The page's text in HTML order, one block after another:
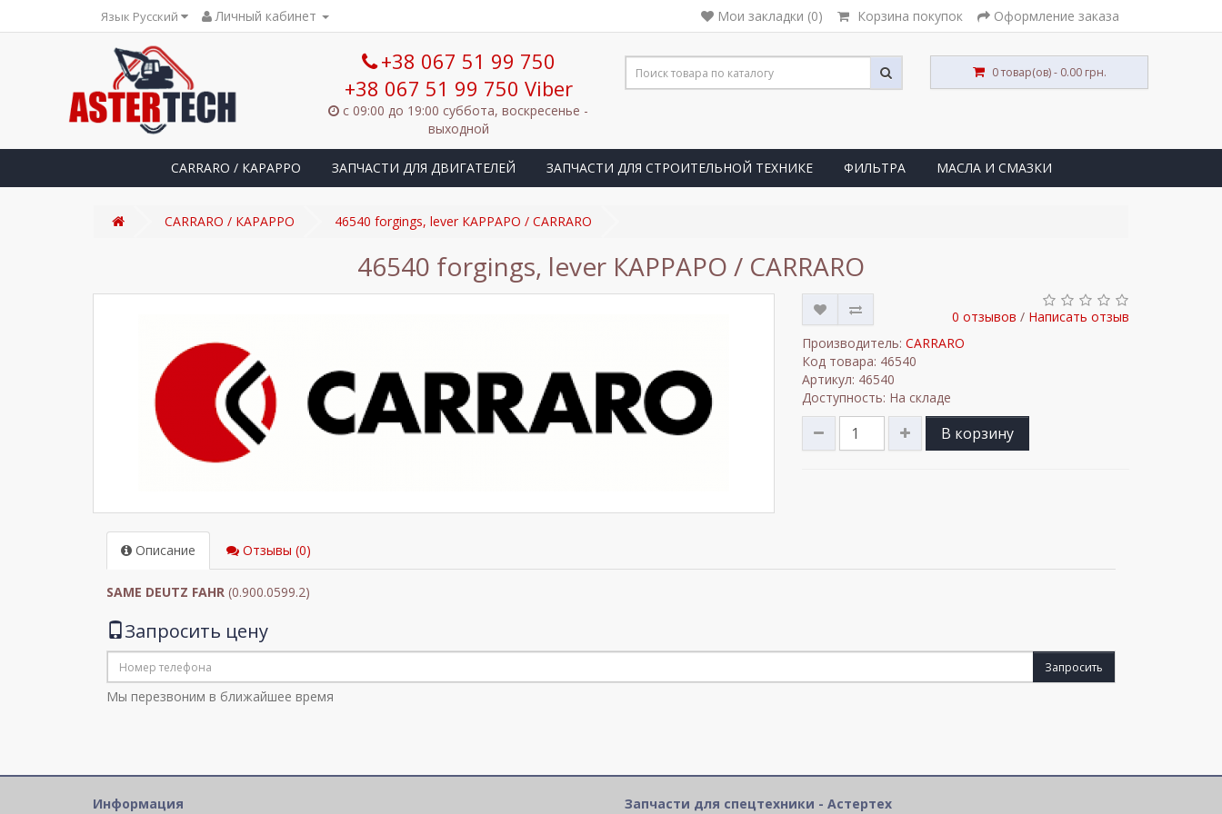
Язык Русский Личный кабинет Мои закладки (0) Корзина покупок Оформление заказа
+38 067 51 99 750
+38 067 51 99 750 Viber
с 09:00 до 19:00 суббота, воскресенье -
выходной
0 товар(ов) - 0.00 грн.
CARRARO / КАРАРРО ЗАПЧАСТИ ДЛЯ ДВИГАТЕЛЕЙ ЗАПЧАСТИ ДЛЯ СТРОИТЕЛЬНОЙ ТЕХНИКЕ ФИЛЬТРА МАСЛА И СМАЗКИ
CARRARO / КАРАРРО 46540 forgings, lever КАРРАРО / CARRARO
46540 forgings, lever КАРРАРО / CARRARO
0 отзывов / Написать отзыв
Производитель: CARRARO
Код товара: 46540
Артикул: 46540
Доступность: На складе
В корзину
Описание Отзывы (0)
SAME DEUTZ FAHR (0.900.0599.2)
Запросить цену
Запросить
Мы перезвоним в ближайшее время
Информация Запчасти для спецтехники - Астертех